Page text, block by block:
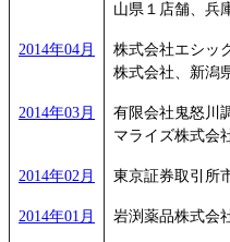
山県１店舗、兵
2014年04月
株式会社エシッ
株式会社、新潟
2014年03月
有限会社鬼怒川
マライズ株式会
2014年02月 東京証券取引所
2014年01月 岩渕薬品株式会